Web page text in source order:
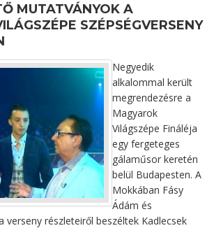
MUTATVÁNYOK A
SZÉPSÉGVERSENY
Negyedik
alkalommal került
megrendezésre a
Magyarok
Világszépe Fináléja
egy fergeteges
gálaműsor keretén
belül Budapesten. A
Mokkában Fásy
Ádám és
verseny részleteiről beszéltek Kadlecsek